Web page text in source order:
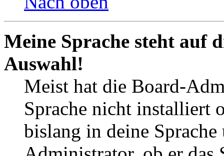
Meine Sprache steht auf
Auswahl!
Meist hat die Board-
Sprache nicht installiert
bislang in deine